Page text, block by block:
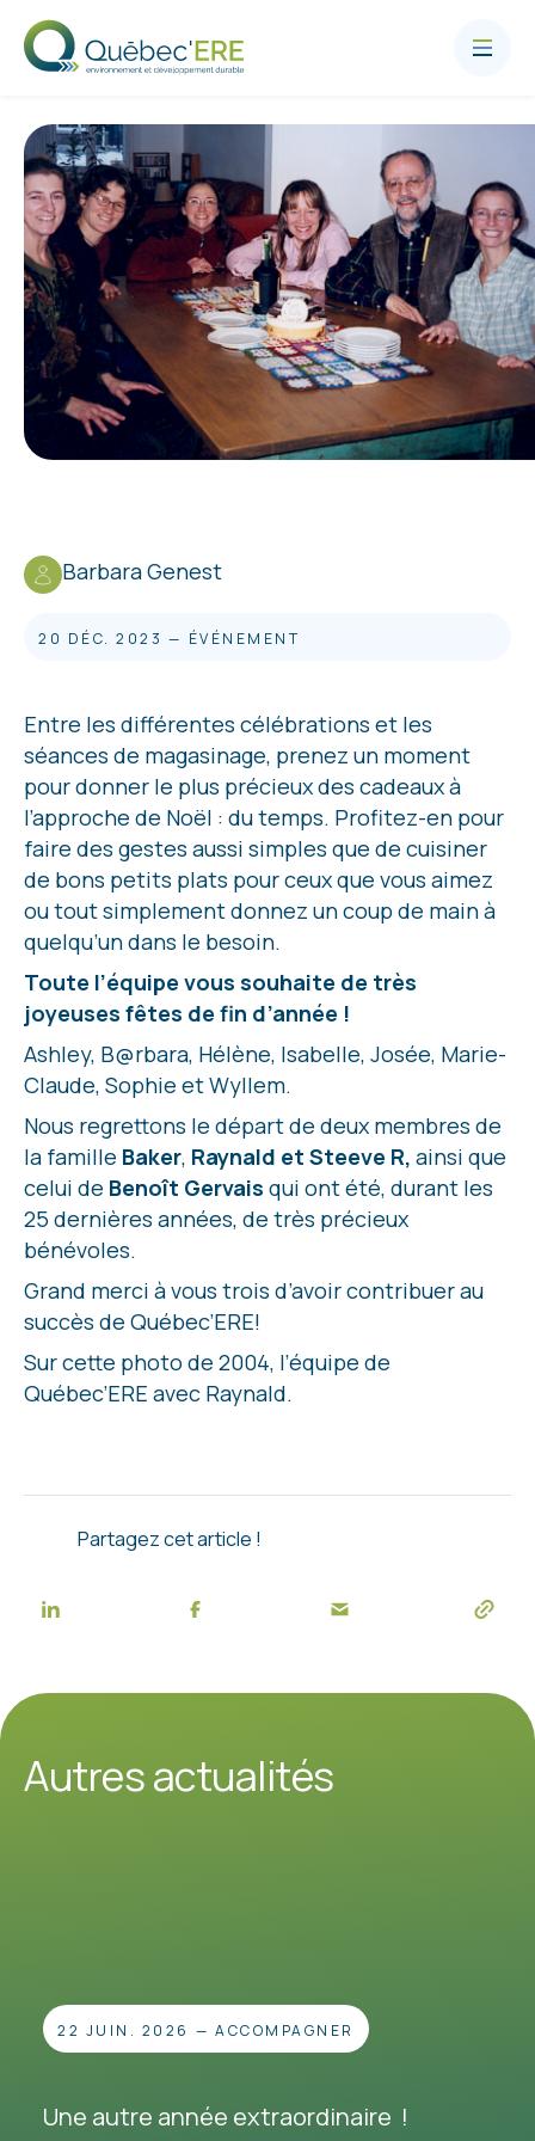
Barbara Genest
20 DÉC. 2023 — ÉVÉNEMENT
Entre les différentes célébrations et les
séances de magasinage, prenez un moment
pour donner le plus précieux des cadeaux à
l’approche de Noël : du temps. Profitez-en pour
faire des gestes aussi simples que de cuisiner
de bons petits plats pour ceux que vous aimez
ou tout simplement donnez un coup de main à
quelqu’un dans le besoin.
Toute l’équipe vous souhaite de très
joyeuses fêtes de fin d’année !
Ashley, B@rbara, Hélène, Isabelle, Josée, Marie-
Claude, Sophie et Wyllem.
Nous regrettons le départ de deux membres de
la famille Baker, Raynald et Steeve R, ainsi que
celui de Benoît Gervais qui ont été, durant les
25 dernières années, de très précieux
bénévoles.
Grand merci à vous trois d’avoir contribuer au
succès de Québec’ERE!
Sur cette photo de 2004, l’équipe de
Québec’ERE avec Raynald.
Partagez cet article !
Autres actualités
22 JUIN. 2026 — ACCOMPAGNER
Une autre année extraordinaire !